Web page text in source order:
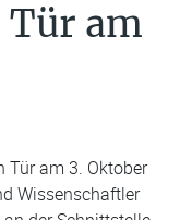
am
Tür am 3. Oktober
Wissenschaftler